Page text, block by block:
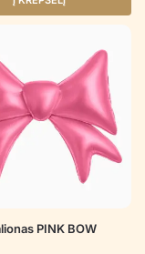
PINK BOW